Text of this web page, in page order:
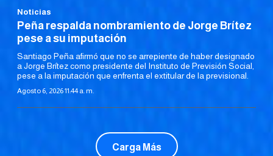
Noticias
Peña respalda nombramiento de Jorge Brítez
pese a su imputación
Santiago Peña afirmó que no se arrepiente de haber designado
a Jorge Brítez como presidente del Instituto de Previsión Social,
pese a la imputación que enfrenta el extitular de la previsional.
Agosto 6, 2026 11:44 a. m.
Carga Más